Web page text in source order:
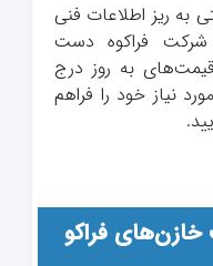
به ریز اطلاعات فنی
فراکوه دست
به روز درج
نیاز خود را فراهم
فراکو